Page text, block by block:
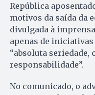
República
motivos da saída da
divulgada à
apenas de
“absoluta
responsabilidade”.
No comunicado, o